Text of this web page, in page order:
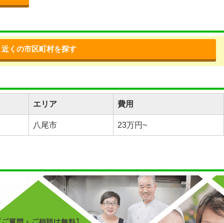
近くの市区町村を探す
エリア 費用
八尾市 23万円~